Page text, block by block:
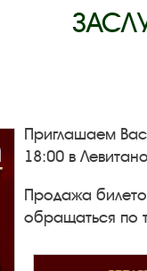
Приглашаем
18:00 в
Продажа
обращаться по